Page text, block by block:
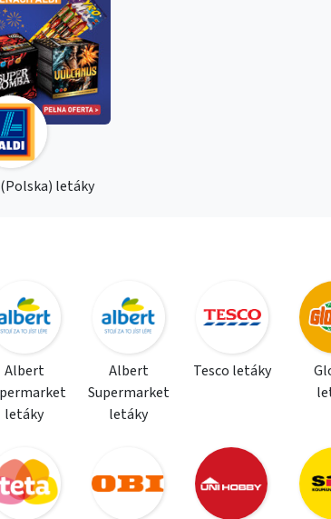
letáky
Albert
letáky
Albert
Supermarket
letáky
Tesco letáky